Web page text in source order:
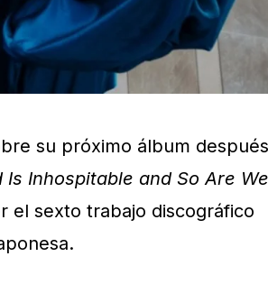
su próximo álbum después
Is Inhospitable and So Are We
el sexto trabajo discográfico